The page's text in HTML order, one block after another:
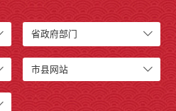
省政府部门
市县网站